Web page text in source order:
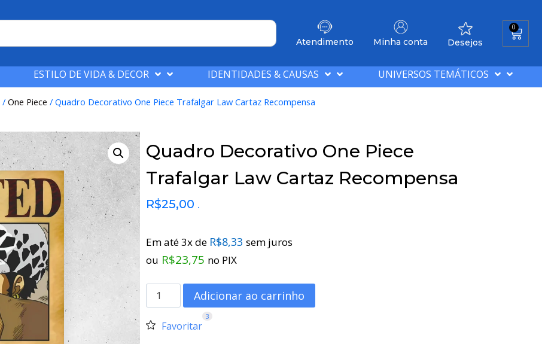
Atendimento Minha conta Desejos
0
ESTILO DE VIDA & DECOR IDENTIDADES & CAUSAS UNIVERSOS TEMÁTICOS
/ One Piece / Quadro Decorativo One Piece Trafalgar Law Cartaz Recompensa
Quadro Decorativo One Piece
Trafalgar Law Cartaz Recompensa
R$25,00 .
Em até 3x de R$8,33 sem juros
ou R$23,75 no PIX
Adicionar ao carrinho
Favoritar
3